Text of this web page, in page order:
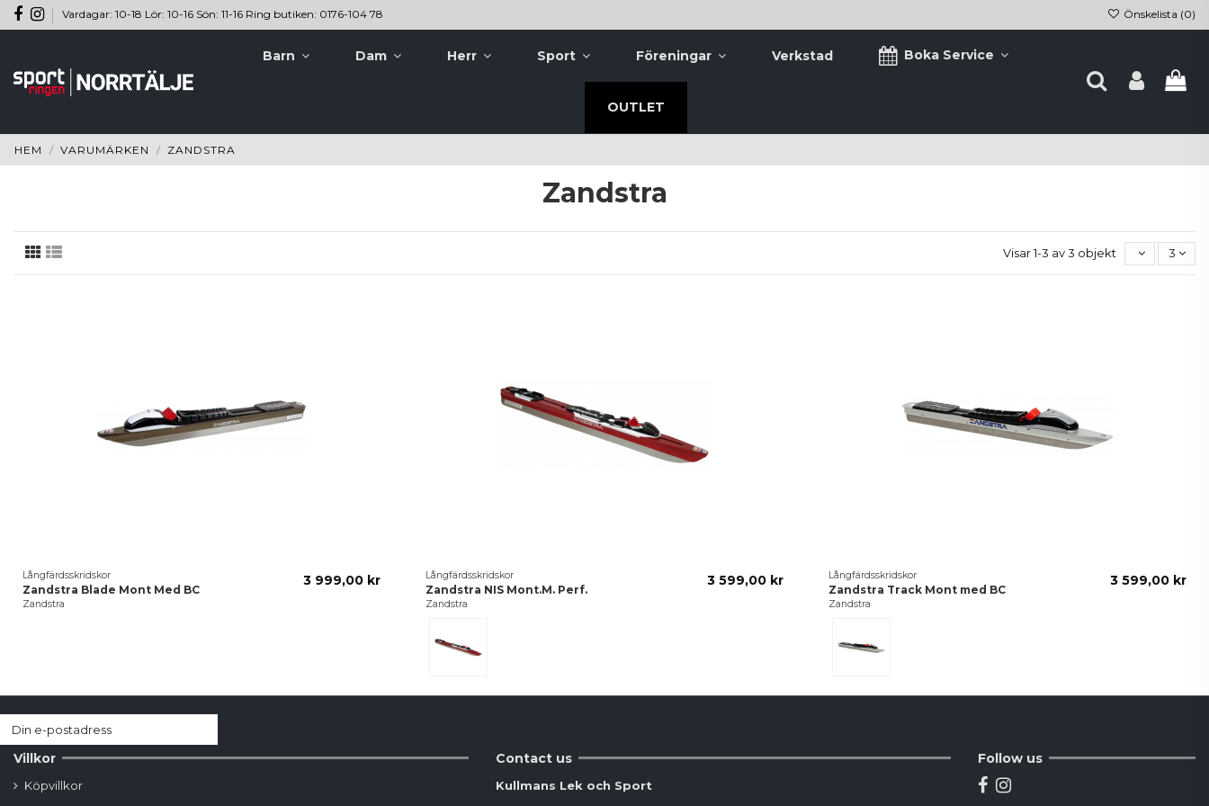
Vardagar: 10-18 Lör: 10-16 Sön: 11-16 Ring butiken: 0176-104 78 Önskelista (0)
Barn Dam Herr Sport Föreningar Verkstad Boka Service
OUTLET
HEM VARUMÄRKEN ZANDSTRA
Zandstra
Visar 1-3 av 3 objekt 3
Långfärdsskridskor
Zandstra Blade Mont Med BC
Zandstra
3 999,00 kr Långfärdsskridskor
Zandstra NIS Mont.M. Perf.
Zandstra
3 599,00 kr Långfärdsskridskor
Zandstra Track Mont med BC
Zandstra
3 599,00 kr
Villkor
Köpvillkor
Contact us
Kullmans Lek och Sport
Follow us